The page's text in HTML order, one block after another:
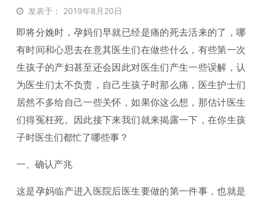
发表于： 2019年8月20日
即将分娩时，孕妈们早就已经是痛的死去活来的了，哪
有时间和心思去在意其医生们在做些什么，有些第一次
生孩子的产妇甚至还会因此对医生们产生一些误解，认
为医生们太不负责，自己生孩子时那么痛，医生护士们
居然不多给自己一些关怀，如果你这么想，那估计医生
们得冤枉死。因此接下来我们就来揭露一下，在你生孩
子时医生们都忙了哪些事？
一、确认产兆
这是孕妈临产进入医院后医生要做的第一件事，也就是